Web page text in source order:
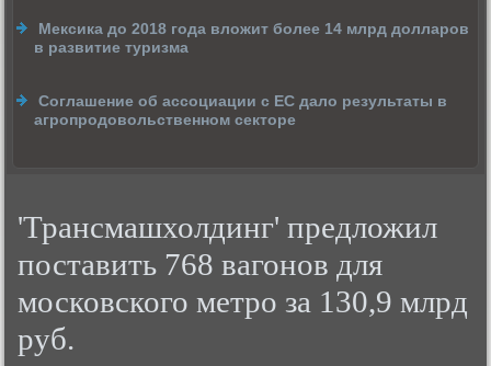
Мексика до 2018 года вложит более 14 млрд долларов
в развитие туризма
Соглашение об ассоциации с ЕС дало результаты в
агропродовольственном секторе
'Трансмашхолдинг' предложил
поставить 768 вагонов для
московского метро за 130,9 млрд
руб.